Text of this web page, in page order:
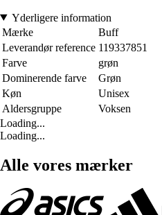
Yderligere information
Mærke
Buff
Leverandør reference 119337851
Farve
grøn
Dominerende farve
Grøn
Køn
Unisex
Aldersgruppe
Voksen
Loading...
Loading...
Alle vores mærker